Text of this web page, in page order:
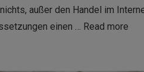
außer den Handel im
einen … Read more